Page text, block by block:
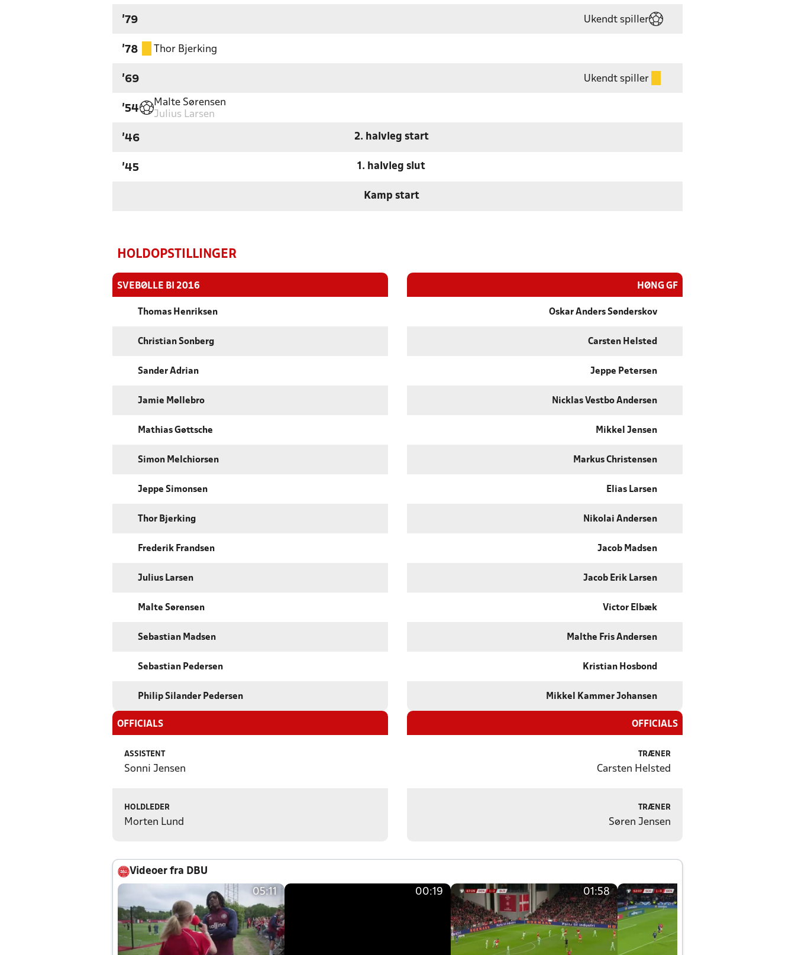
'79 Ukendt spiller
'78 Thor Bjerking
'69 Ukendt spiller
'54
Malte Sørensen
Julius Larsen
'46 2. halvleg start
'45 1. halvleg slut
Kamp start
HOLDOPSTILLINGER
SVEBØLLE BI 2016
Thomas Henriksen
Christian Sonberg
Sander Adrian
Jamie Møllebro
Mathias Gøttsche
Simon Melchiorsen
Jeppe Simonsen
Thor Bjerking
Frederik Frandsen
Julius Larsen
Malte Sørensen
Sebastian Madsen
Sebastian Pedersen
Philip Silander Pedersen
OFFICIALS
ASSISTENT
Sonni Jensen
HOLDLEDER
Morten Lund
HØNG GF
Oskar Anders Sønderskov
Carsten Helsted
Jeppe Petersen
Nicklas Vestbo Andersen
Mikkel Jensen
Markus Christensen
Elias Larsen
Nikolai Andersen
Jacob Madsen
Jacob Erik Larsen
Victor Elbæk
Malthe Fris Andersen
Kristian Hosbond
Mikkel Kammer Johansen
OFFICIALS
TRÆNER
Carsten Helsted
TRÆNER
Søren Jensen
Videoer fra DBU
05:11 00:19 01:58